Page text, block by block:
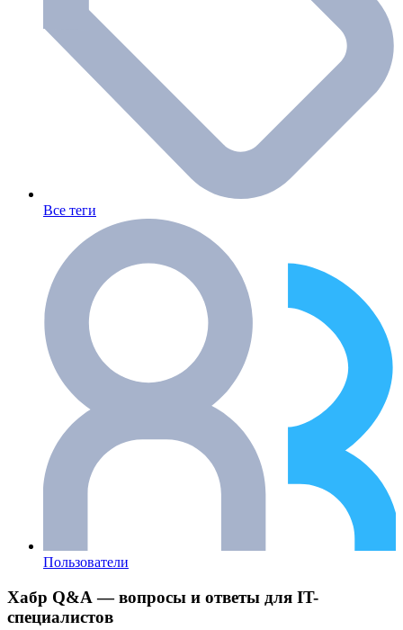
Все теги
Пользователи
Хабр Q&A — вопросы и ответы для IT-
специалистов